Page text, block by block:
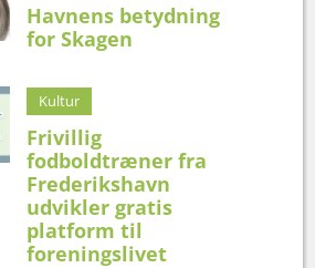
Havnens betydning
for Skagen
Kultur
Frivillig
fodboldtræner fra
Frederikshavn
udvikler gratis
platform til
foreningslivet